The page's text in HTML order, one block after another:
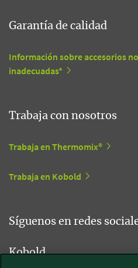
Garantía de calidad
Información sobre accesorios
inadecuadas*
Trabaja con nosotros
Trabaja en Thermomix®
Trabaja en Kobold
Síguenos en redes
Kobold